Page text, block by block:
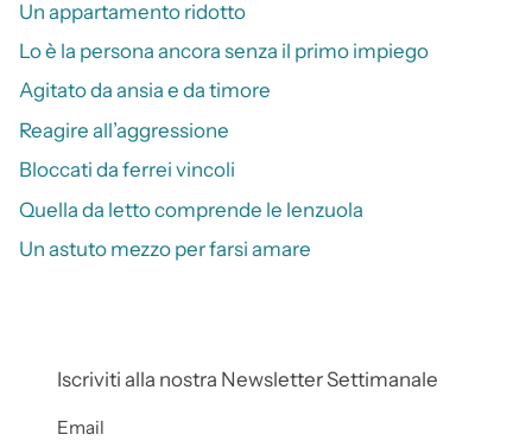
Un appartamento ridotto
Lo è la persona ancora senza il primo impiego
Agitato da ansia e da timore
Reagire all’aggressione
Bloccati da ferrei vincoli
Quella da letto comprende le lenzuola
Un astuto mezzo per farsi amare
Iscriviti alla nostra Newsletter Settimanale
Email